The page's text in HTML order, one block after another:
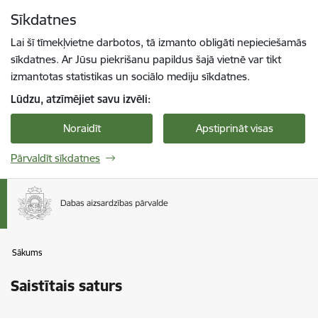
Sīkdatnes
Lai šī tīmekļvietne darbotos, tā izmanto obligāti nepieciešamās
sīkdatnes. Ar Jūsu piekrišanu papildus šajā vietnē var tikt
izmantotas statistikas un sociālo mediju sīkdatnes.
Lūdzu, atzīmējiet savu izvēli:
Noraidīt Apstiprināt visas
Pārvaldīt sīkdatnes
Sākums
Saistītais saturs